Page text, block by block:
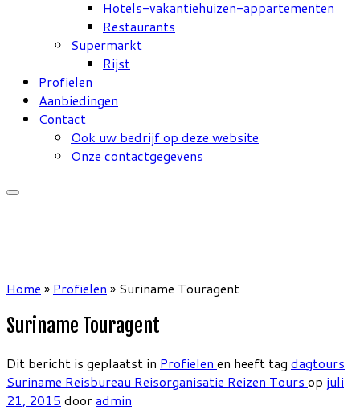
Hotels-vakantiehuizen-appartementen
Restaurants
Supermarkt
Rijst
Profielen
Aanbiedingen
Contact
Ook uw bedrijf op deze website
Onze contactgegevens
Home » Profielen » Suriname Touragent
Suriname Touragent
Dit bericht is geplaatst in Profielen en heeft tag dagtours
Suriname Reisbureau Reisorganisatie Reizen Tours op juli
21, 2015 dooradmin